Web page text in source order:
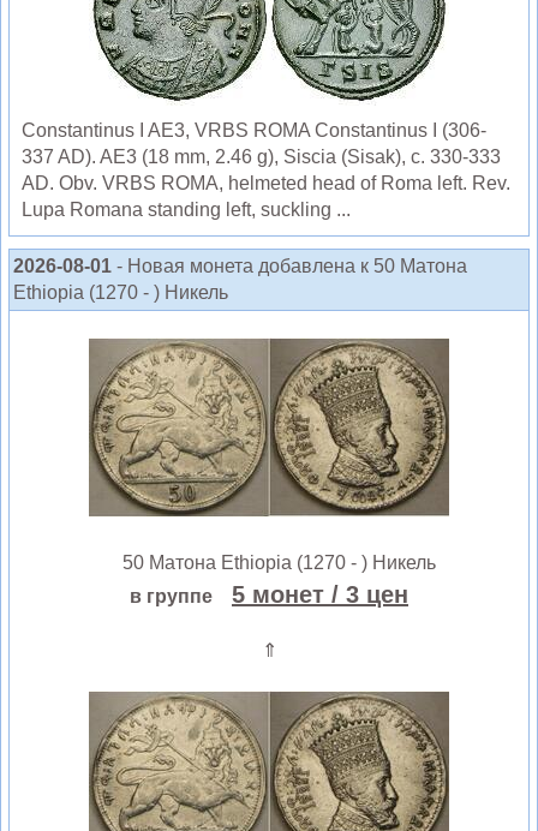
Constantinus I AE3, VRBS ROMA Constantinus I (306-
337 AD). AE3 (18 mm, 2.46 g), Siscia (Sisak), c. 330-333
AD. Obv. VRBS ROMA, helmeted head of Roma left. Rev.
Lupa Romana standing left, suckling ...
2026-08-01 - Новая монета добавлена к 50 Матона
Ethiopia (1270 - ) Никель
50 Матона Ethiopia (1270 - ) Никель
в группе
5 монет / 3 цен
⇑